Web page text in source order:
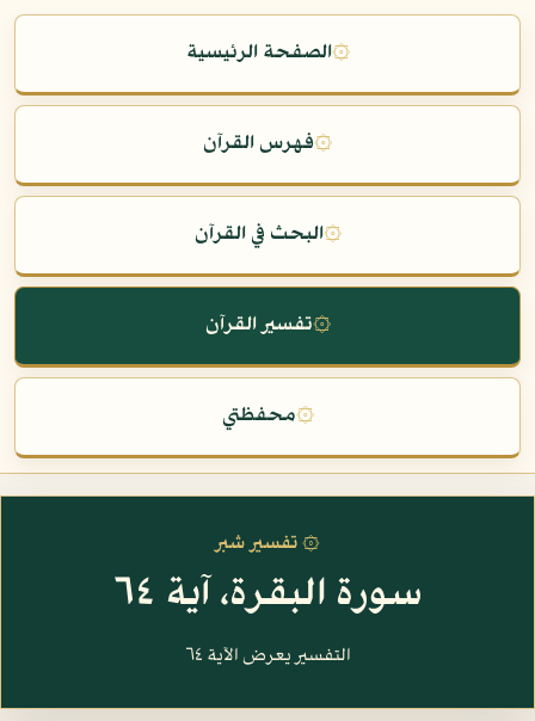
۞الصفحة الرئيسية
۞فهرس القرآن
۞البحث في القرآن
۞تفسير القرآن
۞محفظتي
۞ تفسير شبر
سورة البقرة، آية ٦٤
التفسير يعرض الآية ٦٤